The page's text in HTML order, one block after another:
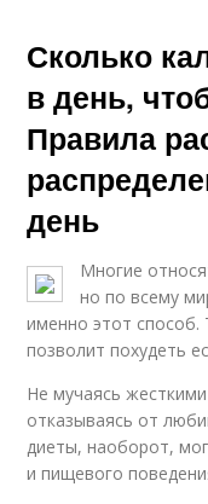
Сколько
в день,
Правила
день
Многие
но по всему
именно этот способ.
позволит похудеть
Не мучаясь
отказываясь от
диеты, наоборот,
и пищевого